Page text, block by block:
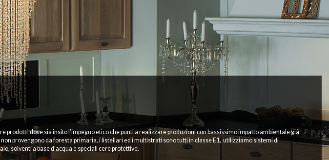
dove sia insito l’impegno etico che punti a realizzare produzioni con bassissimo impatto ambientale già
provengono da foresta primaria, i listellari ed i multistrati sono tutti in classe E1, utilizziamo sistemi di
solventi a base d’acqua e speciali cere protettive.